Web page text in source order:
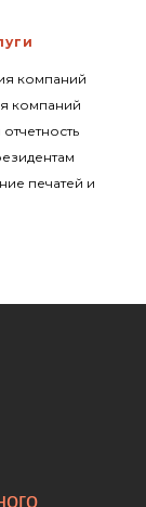
компаний
компаний
печатей и